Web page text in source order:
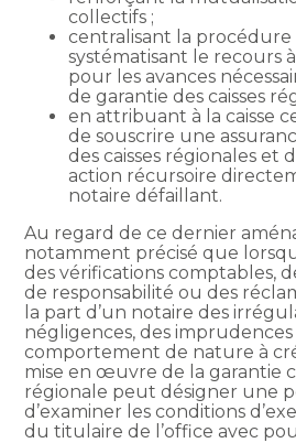
collectifs ;
centralisant la procédure
systématisant le recours
pour les avances
de garantie des caisses
en attribuant à la caisse
de souscrire une
des caisses régionales et
action récursoire
notaire défaillant.
Au regard de ce dernier
notamment précisé que
des vérifications comptables,
de responsabilité ou des
la part d’un notaire des
négligences, des
comportement de nature à
mise en œuvre de la garantie
régionale peut désigner une
d’examiner les conditions
du titulaire de l’office avec